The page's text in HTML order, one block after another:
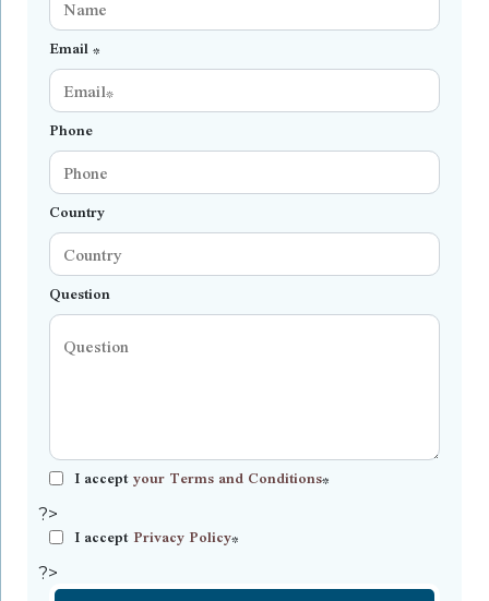
Email *
Phone
Country
Question
I acceptyour Terms and Conditions*
?>
I accept Privacy Policy*
?>